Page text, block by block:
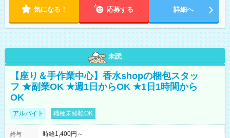
気になる！ 応募する 詳細へ
未読
【座り＆手作業中心】香水shopの梱包スタッ
フ ★副業OK ★週1日からOK ★1日1時間から
OK
アルバイト 職種未経験OK
給与
時給1,400円～